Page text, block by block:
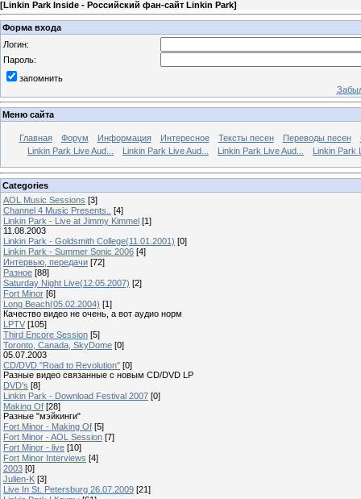
[Linkin Park Inside - Российский фан-сайт Linkin Park]
Форма входа
Логин:
Пароль:
запомнить
Меню сайта
Главная Форум Информация Интересное Тексты песен Переводы песен
Linkin Park Live Aud...
Linkin Park Live Aud... Linkin Park Live Aud... Linkin Park
Categories
AOL Music Sessions [3]
Channel 4 Music Presents..
[4]
Linkin Park - Live at Jimmy Kimmel [1]
11.08.2003
Linkin Park - Goldsmith College(11.01.2001) [0]
Linkin Park - Summer Sonic 2006 [4]
Интервью, передачи [72]
Разное [88]
Saturday Night Live(12.05.2007) [2]
Fort Minor [6]
Long Beach(05.02.2004) [1]
Качество видео не очень, а вот аудио норм
LPTV [105]
Third Encore Session [5]
Toronto, Canada, SkyDome [0]
05.07.2003
CD/DVD "Road to Revolution" [0]
Разные видео связанные с новым CD/DVD LP
DVD's [8]
Linkin Park - Download Festival 2007 [0]
Making Of [28]
Разные "мэйкинги"
Fort Minor - Making Of [5]
Fort Minor - AOL Session [7]
Fort Minor - live [10]
Fort Minor Interviews [4]
2003 [0]
Julien-K [3]
Live In St. Petersburg 26.07.2009 [21]